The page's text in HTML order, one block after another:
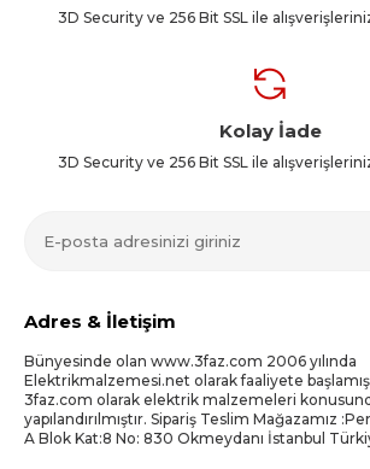
3D Security ve 256 Bit SSL ile
Kolay İade
3D Security ve 256 Bit SSL ile
Adres & İletişim
Bünyesinde olan www.3faz.com 2006 yılında
Elektrikmalzemesi.net olarak faaliyete
3faz.com olarak elektrik malzemeleri
yapılandırılmıştır. Sipariş Teslim Mağazamız
A Blok Kat:8 No: 830 Okmeydanı İstanbul